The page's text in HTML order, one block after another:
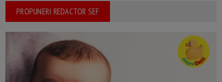
PROPUNERI REDACTOR SEF